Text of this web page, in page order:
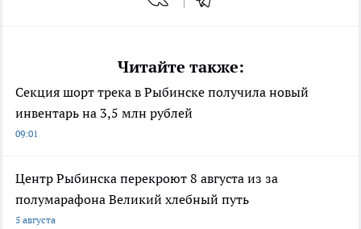
Читайте также:
Секция шорт трека в Рыбинске получила новый
инвентарь на 3,5 млн рублей
09:01
Центр Рыбинска перекроют 8 августа из за
полумарафона Великий хлебный путь
5 августа